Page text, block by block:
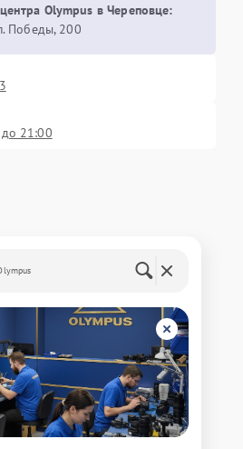
Olympus в Череповце:
Победы, 200
21:00